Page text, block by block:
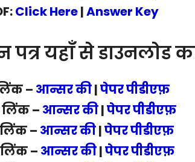
Click Here|Answer Key
पत्र यहाँ से डाउनलोड
– आन्सर की|पेपर पीडीएफ़
लिंक – आन्सर की|पेपर पीडीएफ़
लिंक – आन्सर की|पेपर पीडीएफ़
लिंक – आन्सर की|पेपर पीडीएफ़